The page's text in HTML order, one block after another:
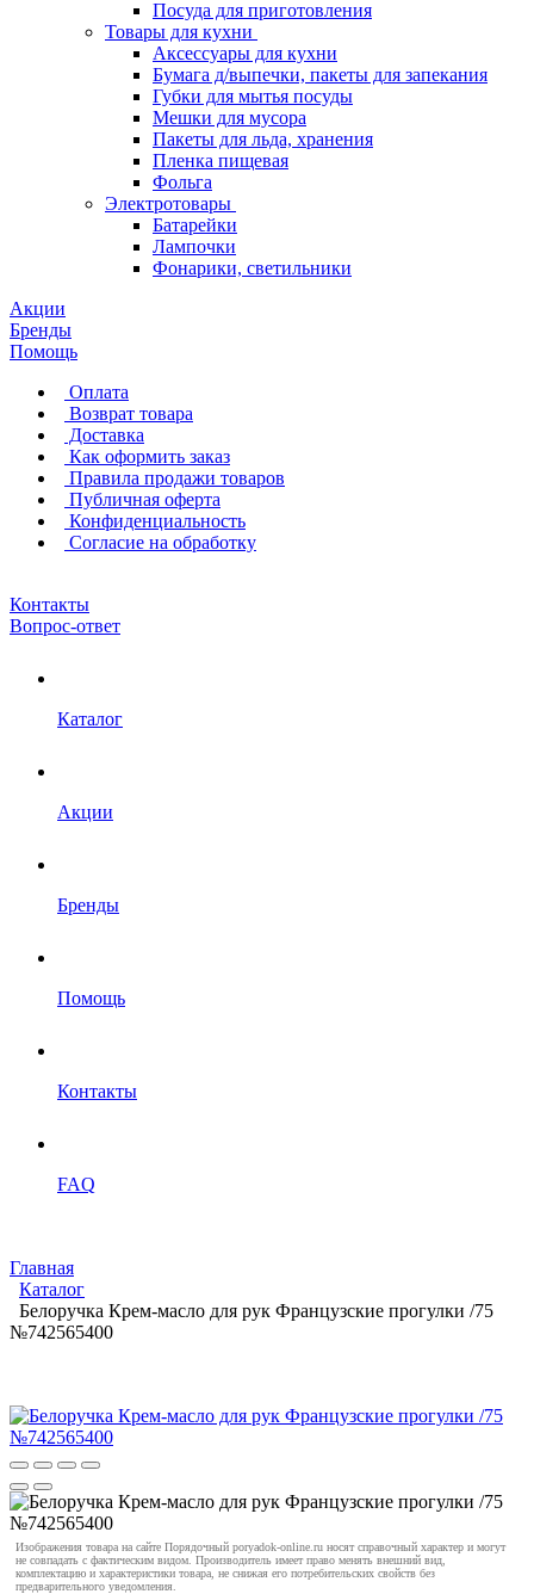
Посуда для приготовления
Товары для кухни
Аксессуары для кухни
Бумага д/выпечки, пакеты для запекания
Губки для мытья посуды
Мешки для мусора
Пакеты для льда, хранения
Пленка пищевая
Фольга
Электротовары
Батарейки
Лампочки
Фонарики, светильники
Акции
Бренды
Помощь
Оплата
Возврат товара
Доставка
Как оформить заказ
Правила продажи товаров
Публичная оферта
Конфиденциальность
Согласие на обработку
Контакты
Вопрос-ответ
Каталог
Акции
Бренды
Помощь
Контакты
FAQ
Главная
Каталог
Белоручка Крем-масло для рук Французские прогулки /75
№742565400
Изображения товара на сайте Порядочный poryadok-online.ru носят справочный характер и могут
не совпадать с фактическим видом. Производитель имеет право менять внешний вид,
комплектацию и характеристики товара, не снижая его потребительских свойств без
предварительного уведомления.